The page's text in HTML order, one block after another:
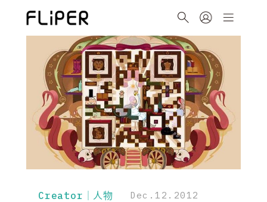
Creator｜人物 Dec.12.2012